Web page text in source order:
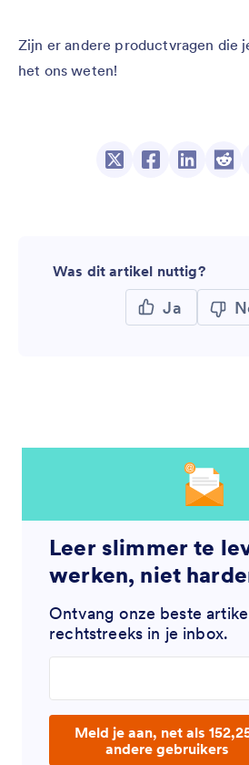
Zijn er andere productvragen die
het ons weten!
Was dit artikel nuttig?
Ja
Leer slimmer te
werken, niet
Ontvang onze beste
rechtstreeks in je inbox.
Meld je aan, net als
andere gebruikers